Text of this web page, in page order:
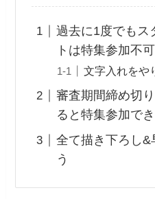
過去に1度でもス
トは特集参加不可
文字入れをや
審査期間締め切
ると特集参加で
全て描き下ろし&
う